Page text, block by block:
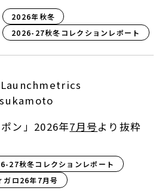
2026年秋冬
2026-27秋冬コレクションレポート
ン」2026年7月号より抜粋
27秋冬コレクションレポート
ガロ26年7月号